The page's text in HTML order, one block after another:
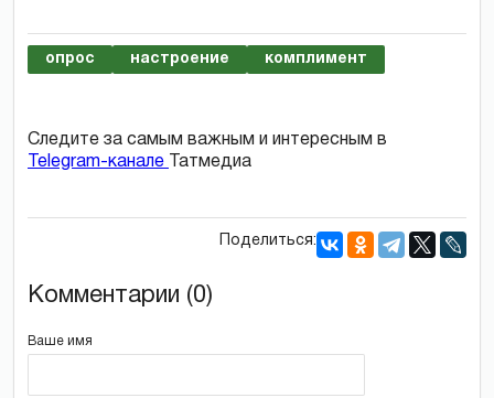
опрос настроение комплимент
Следите за самым важным и интересным в
Telegram-канале
Татмедиа
Поделиться:
Комментарии (0)
Ваше имя